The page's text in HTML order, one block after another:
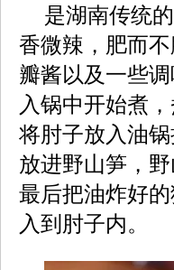
是湖南传统
香微辣，肥而
瓣酱以及一些
入锅中开始煮
将肘子放入油
放进野山笋，
最后把油炸好
入到肘子内。